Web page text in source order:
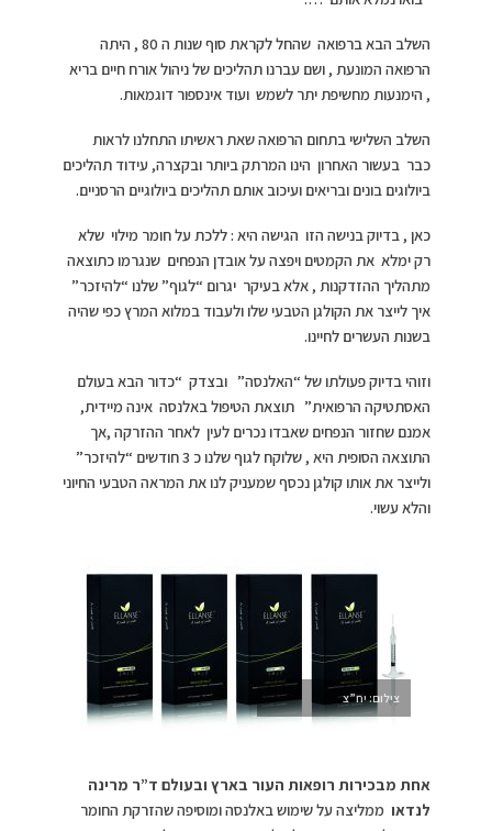
השלב הבא ברפואה שהחל לקראת סוף שנות ה 80 , היתה
הרפואה המונעת , ושם עברנו תהליכים של ניהול אורח חיים בריא
, הימנעות מחשיפת יתר לשמש ועוד אינספור דוגמאות.
השלב השלישי בתחום הרפואה שאת ראשיתו התחלנו לראות
כבר בעשור האחרון הינו המרתק ביותר ובקצרה, עידוד תהליכים
ביולוגים בונים ובריאים ועיכוב אותם תהליכים ביולוגיים הרסניים.
כאן , בדיוק בנישה הזו הגישה היא : ללכת על חומר מילוי שלא
רק ימלא את הקמטים ויפצה על אובדן הנפחים שנגרמו כתוצאה
מתהליך ההזדקנות , אלא בעיקר יגרום “לגוף” שלנו “להיזכר”
איך לייצר את הקולגן הטבעי שלו ולעבוד במלוא המרץ כפי שהיה
בשנות העשרים לחיינו.
וזוהי בדיוק פעולתו של “האלנסה” ובצדק “כדור הבא בעולם
האסתטיקה הרפואית” תוצאת הטיפול באלנסה אינה מיידית,
אמנם שחזור הנפחים שאבדו נכרים לעין לאחר ההזרקה ,אך
התוצאה הסופית היא , שלוקח לגוף שלנו כ 3 חודשים “להיזכר”
ולייצר את אותו קולגן נכסף שמעניק לנו את המראה הטבעי החיוני
והלא עשוי.
צילום: יח”צ
אחת מבכירות רופאות העור בארץ ובעולם ד”ר מרינה
לנדאו ממליצה על שימוש באלנסה ומוסיפה שהזרקת החומר